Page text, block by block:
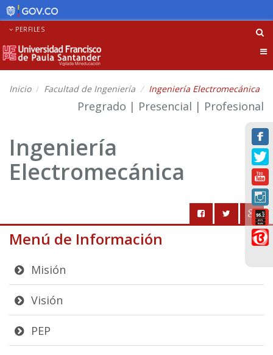
PERFILES
Inicio Facultad de Ingeniería Ingeniería Electromecánica
Pregrado | Presencial | Profesional
Ingeniería
Electromecánica
Menú de Información
Misión
Visión
PEP